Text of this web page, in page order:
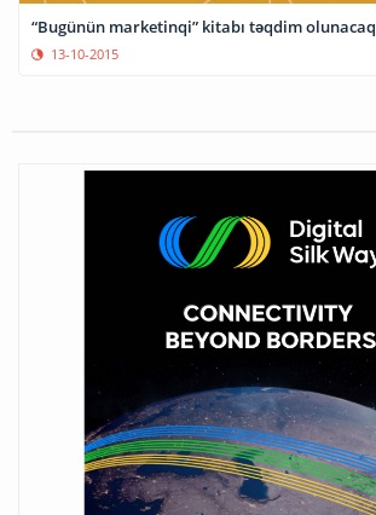
“Bugünün marketinqi” kitabı təqdim olunacaq
13-10-2015